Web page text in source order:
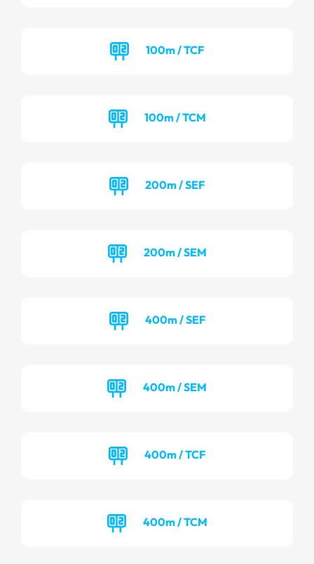
100m / TCF
100m / TCM
200m / SEF
200m / SEM
400m / SEF
400m / SEM
400m / TCF
400m / TCM